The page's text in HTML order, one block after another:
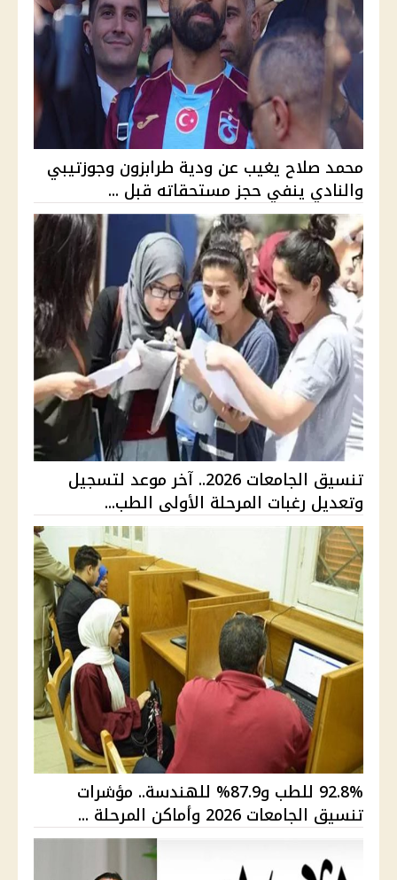
محمد صلاح يغيب عن ودية طرابزون وجوزتيبي
والنادي ينفي حجز مستحقاته قبل ...
تنسيق الجامعات 2026.. آخر موعد لتسجيل
وتعديل رغبات المرحلة الأولى الطب...
92.8% للطب و87.9% للهندسة.. مؤشرات
تنسيق الجامعات 2026 وأماكن المرحلة ...